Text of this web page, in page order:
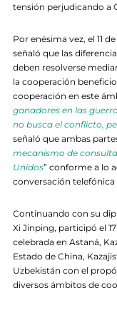
tensión perjudicando a
Por enésima vez, el 11
señaló que las
deben resolverse
la cooperación
cooperación en este
ganadores en las
no busca el conflicto,
señaló que ambas
mecanismo de
Unidos” conforme a lo
conversación telefónica
Continuando con su
Xi Jinping, participó el
celebrada en Astaná,
Estado de China,
Uzbekistán con el
diversos ámbitos de